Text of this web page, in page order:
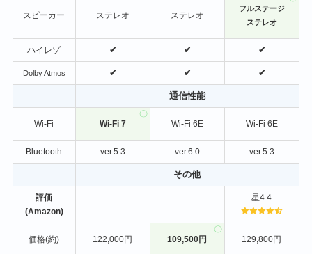
スピーカー ステレオ ステレオ
フルステージ
ステレオ
ハイレゾ ✔ ✔ ✔
Dolby Atmos ✔ ✔ ✔
通信性能
Wi-Fi Wi-Fi 7 Wi-Fi 6E Wi-Fi 6E
Bluetooth ver.5.3 ver.6.0 ver.5.3
その他
評価
(Amazon)
– –
星4.4
価格(約) 122,000円 109,500円 129,800円